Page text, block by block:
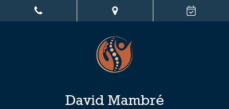
David Mambré